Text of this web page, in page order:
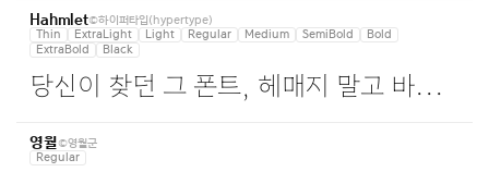
Hahmlet©하이퍼타입(hypertype)
Thin
ExtraLight Light Regular Medium SemiBold
Bold
ExtraBold
Black
당신이 찾던 그 폰트, 헤매지 말고 바로 폰코!
영월©영월군
Regular